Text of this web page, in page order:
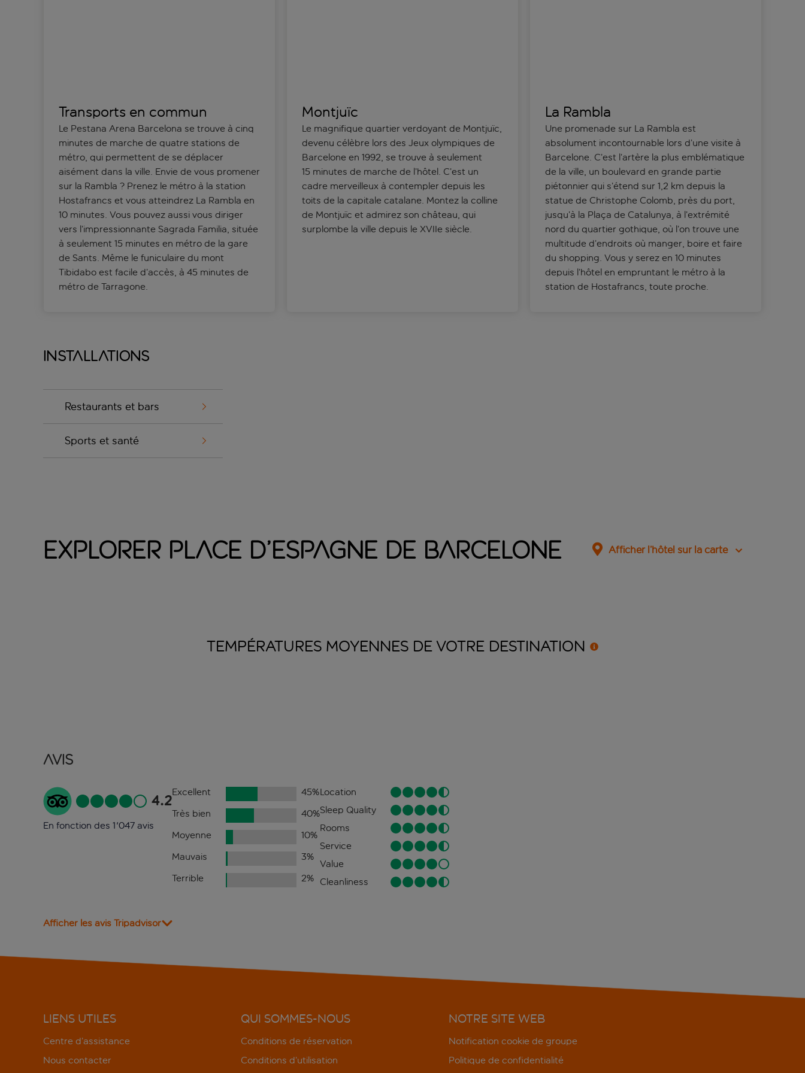
Transports en commun
Le Pestana Arena Barcelona se trouve à cinq
minutes de marche de quatre stations de
métro, qui permettent de se déplacer
aisément dans la ville. Envie de vous promener
sur la Rambla ? Prenez le métro à la station
Hostafrancs et vous atteindrez La Rambla en
10 minutes. Vous pouvez aussi vous diriger
vers l’impressionnante Sagrada Familia, située
à seulement 15 minutes en métro de la gare
de Sants. Même le funiculaire du mont
Tibidabo est facile d’accès, à 45 minutes de
métro de Tarragone.
Montjuïc
Le magnifique quartier verdoyant de Montjuïc,
devenu célèbre lors des Jeux olympiques de
Barcelone en 1992, se trouve à seulement
15 minutes de marche de l’hôtel. C’est un
cadre merveilleux à contempler depuis les
toits de la capitale catalane. Montez la colline
de Montjuïc et admirez son château, qui
surplombe la ville depuis le XVIIe siècle.
La Rambla
Une promenade sur La Rambla est
absolument incontournable lors d’une visite à
Barcelone. C’est l’artère la plus emblématique
de la ville, un boulevard en grande partie
piétonnier qui s’étend sur 1,2 km depuis la
statue de Christophe Colomb, près du port,
jusqu’à la Plaça de Catalunya, à l’extrémité
nord du quartier gothique, où l’on trouve une
multitude d’endroits où manger, boire et faire
du shopping. Vous y serez en 10 minutes
depuis l’hôtel en empruntant le métro à la
station de Hostafrancs, toute proche.
Installations
Restaurants et bars
Sports et santé
Explorer Place d’Espagne de Barcelone Afficher l’hôtel sur la carte
TEMPÉRATURES MOYENNES DE VOTRE DESTINATION
Avis
4.2
En fonction des 1'047 avis
Excellent 45%
Très bien
40%
Moyenne
10%
Mauvais
3%
Terrible
2%
Location
Sleep Quality
Rooms
Service
Value
Cleanliness
Afficher les avis Tripadvisor
LIENS UTILES
Centre d’assistance
Nous contacter
QUI SOMMES-NOUS
Conditions de réservation
Conditions d’utilisation
NOTRE SITE WEB
Notification cookie de groupe
Politique de confidentialité